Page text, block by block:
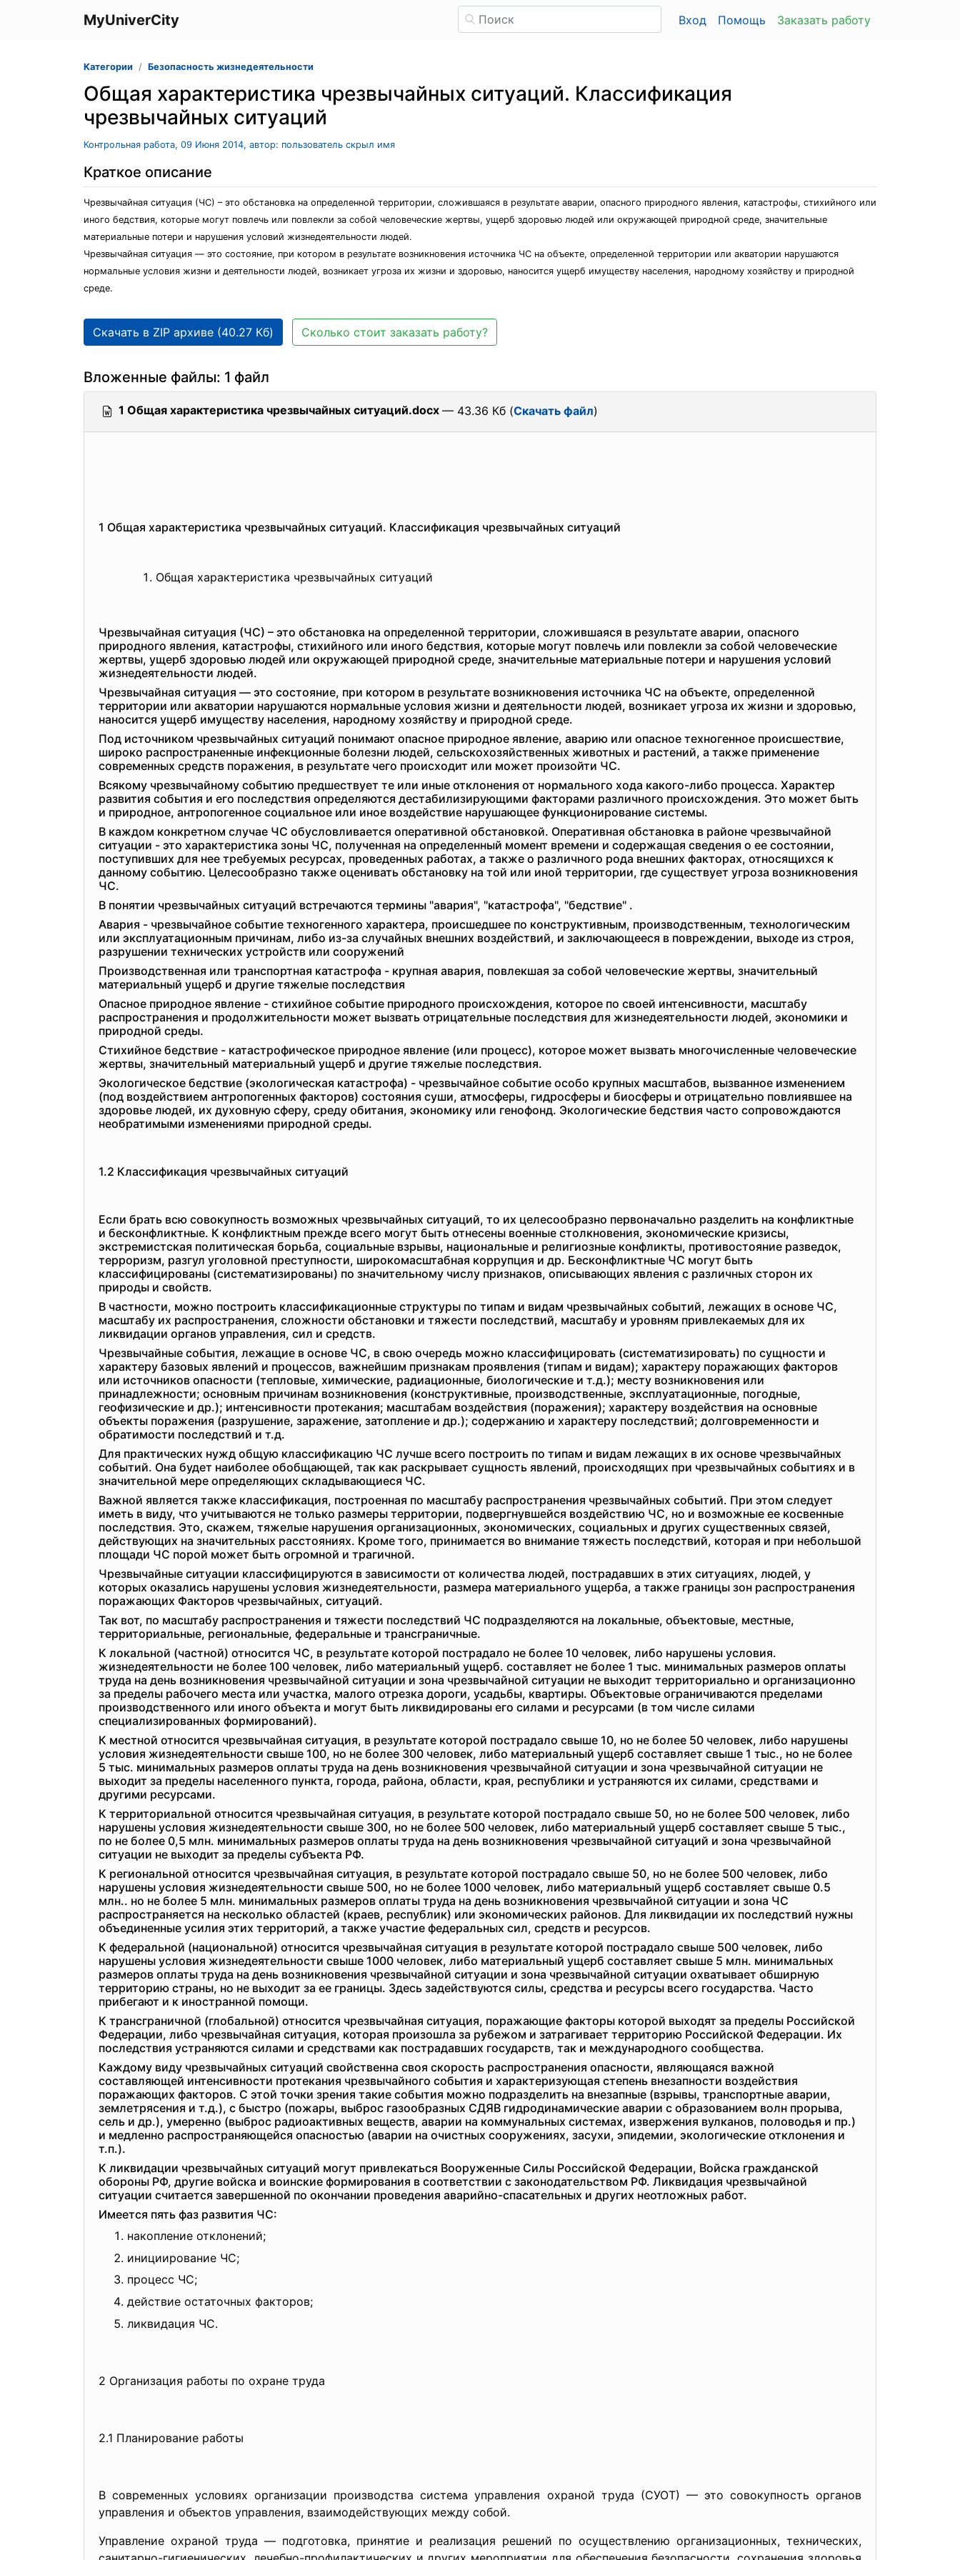
MyUniverCity Вход Помощь Заказать работу
Категории Безопасность жизнедеятельности
Общая характеристика чрезвычайных ситуаций. Классификация
чрезвычайных ситуаций
Контрольная работа, 09 Июня 2014, автор: пользователь скрыл имя
Краткое описание
Чрезвычайная ситуация (ЧС) – это обстановка на определенной территории, сложившаяся в результате аварии, опасного природного явления, катастрофы, стихийного или
иного бедствия, которые могут повлечь или повлекли за собой человеческие жертвы, ущерб здоровью людей или окружающей природной среде, значительные
материальные потери и нарушения условий жизнедеятельности людей.
Чрезвычайная ситуация — это состояние, при котором в результате возникновения источника ЧС на объекте, определенной территории или акватории нарушаются
нормальные условия жизни и деятельности людей, возникает угроза их жизни и здоровью, наносится ущерб имуществу населения, народному хозяйству и природной
среде.
Скачать в ZIP архиве (40.27 Кб) Сколько стоит заказать работу?
Вложенные файлы: 1 файл
1 Общая характеристика чрезвычайных ситуаций.docx — 43.36 Кб (Скачать файл)
1 Общая характеристика чрезвычайных ситуаций. Классификация чрезвычайных ситуаций
Общая характеристика чрезвычайных ситуаций
Чрезвычайная ситуация (ЧС) – это обстановка на определенной территории, сложившаяся в результате аварии, опасного
природного явления, катастрофы, стихийного или иного бедствия, которые могут повлечь или повлекли за собой человеческие
жертвы, ущерб здоровью людей или окружающей природной среде, значительные материальные потери и нарушения условий
жизнедеятельности людей.
Чрезвычайная ситуация — это состояние, при котором в результате возникновения источника ЧС на объекте, определенной
территории или акватории нарушаются нормальные условия жизни и деятельности людей, возникает угроза их жизни и здоровью,
наносится ущерб имуществу населения, народному хозяйству и природной среде.
Под источником чрезвычайных ситуаций понимают опасное природное явление, аварию или опасное техногенное происшествие,
широко распространенные инфекционные болезни людей, сельскохозяйственных животных и растений, а также применение
современных средств поражения, в результате чего происходит или может произойти ЧС.
Всякому чрезвычайному событию предшествует те или иные отклонения от нормального хода какого-либо процесса. Характер
развития события и его последствия определяются дестабилизирующими факторами различного происхождения. Это может быть
и природное, антропогенное социальное или иное воздействие нарушающее функционирование системы.
В каждом конкретном случае ЧС обусловливается оперативной обстановкой. Оперативная обстановка в районе чрезвычайной
ситуации - это характеристика зоны ЧС, полученная на определенный момент времени и содержащая сведения о ее состоянии,
поступивших для нее требуемых ресурсах, проведенных работах, а также о различного рода внешних факторах, относящихся к
данному событию. Целесообразно также оценивать обстановку на той или иной территории, где существует угроза возникновения
ЧС.
В понятии чрезвычайных ситуаций встречаются термины "авария", "катастрофа", "бедствие" .
Авария - чрезвычайное событие техногенного характера, происшедшее по конструктивным, производственным, технологическим
или эксплуатационным причинам, либо из-за случайных внешних воздействий, и заключающееся в повреждении, выходе из строя,
разрушении технических устройств или сооружений
Производственная или транспортная катастрофа - крупная авария, повлекшая за собой человеческие жертвы, значительный
материальный ущерб и другие тяжелые последствия
Опасное природное явление - стихийное событие природного происхождения, которое по своей интенсивности, масштабу
распространения и продолжительности может вызвать отрицательные последствия для жизнедеятельности людей, экономики и
природной среды.
Стихийное бедствие - катастрофическое природное явление (или процесс), которое может вызвать многочисленные человеческие
жертвы, значительный материальный ущерб и другие тяжелые последствия.
Экологическое бедствие (экологическая катастрофа) - чрезвычайное событие особо крупных масштабов, вызванное изменением
(под воздействием антропогенных факторов) состояния суши, атмосферы, гидросферы и биосферы и отрицательно повлиявшее на
здоровье людей, их духовную сферу, среду обитания, экономику или генофонд. Экологические бедствия часто сопровождаются
необратимыми изменениями природной среды.
1.2 Классификация чрезвычайных ситуаций
Если брать всю совокупность возможных чрезвычайных ситуаций, то их целесообразно первоначально разделить на конфликтные
и бесконфликтные. К конфликтным прежде всего могут быть отнесены военные столкновения, экономические кризисы,
экстремистская политическая борьба, социальные взрывы, национальные и религиозные конфликты, противостояние разведок,
терроризм, разгул уголовной преступности, широкомасштабная коррупция и др. Бесконфликтные ЧС могут быть
классифицированы (систематизированы) по значительному числу признаков, описывающих явления с различных сторон их
природы и свойств.
В частности, можно построить классификационные структуры по типам и видам чрезвычайных событий, лежащих в основе ЧС,
масштабу их распространения, сложности обстановки и тяжести последствий, масштабу и уровням привлекаемых для их
ликвидации органов управления, сил и средств.
Чрезвычайные события, лежащие в основе ЧС, в свою очередь можно классифицировать (систематизировать) по сущности и
характеру базовых явлений и процессов, важнейшим признакам проявления (типам и видам); характеру поражающих факторов
или источников опасности (тепловые, химические, радиационные, биологические и т.д.); месту возникновения или
принадлежности; основным причинам возникновения (конструктивные, производственные, эксплуатационные, погодные,
геофизические и др.); интенсивности протекания; масштабам воздействия (поражения); характеру воздействия на основные
объекты поражения (разрушение, заражение, затопление и др.); содержанию и характеру последствий; долговременности и
обратимости последствий и т.д.
Для практических нужд общую классификацию ЧС лучше всего построить по типам и видам лежащих в их основе чрезвычайных
событий. Она будет наиболее обобщающей, так как раскрывает сущность явлений, происходящих при чрезвычайных событиях и в
значительной мере определяющих складывающиеся ЧС.
Важной является также классификация, построенная по масштабу распространения чрезвычайных событий. При этом следует
иметь в виду, что учитываются не только размеры территории, подвергнувшейся воздействию ЧС, но и возможные ее косвенные
последствия. Это, скажем, тяжелые нарушения организационных, экономических, социальных и других существенных связей,
действующих на значительных расстояниях. Кроме того, принимается во внимание тяжесть последствий, которая и при небольшой
площади ЧС порой может быть огромной и трагичной.
Чрезвычайные ситуации классифицируются в зависимости от количества людей, пострадавших в этих ситуациях, людей, у
которых оказались нарушены условия жизнедеятельности, размера материального ущерба, а также границы зон распространения
поражающих Факторов чрезвычайных, ситуаций.
Так вот, по масштабу распространения и тяжести последствий ЧС подразделяются на локальные, объектовые, местные,
территориальные, региональные, федеральные и трансграничные.
К локальной (частной) относится ЧС, в результате которой пострадало не более 10 человек, либо нарушены условия.
жизнедеятельности не более 100 человек, либо материальный ущерб. составляет не более 1 тыс. минимальных размеров оплаты
труда на день возникновения чрезвычайной ситуации и зона чрезвычайной ситуации не выходит территориально и организационно
за пределы рабочего места или участка, малого отрезка дороги, усадьбы, квартиры. Объектовые ограничиваются пределами
производственного или иного объекта и могут быть ликвидированы его силами и ресурсами (в том числе силами
специализированных формирований).
К местной относится чрезвычайная ситуация, в результате которой пострадало свыше 10, но не более 50 человек, либо нарушены
условия жизнедеятельности свыше 100, но не более 300 человек, либо материальный ущерб составляет свыше 1 тыс., но не более
5 тыс. минимальных размеров оплаты труда на день возникновения чрезвычайной ситуации и зона чрезвычайной ситуации не
выходит за пределы населенного пункта, города, района, области, края, республики и устраняются их силами, средствами и
другими ресурсами.
К территориальной относится чрезвычайная ситуация, в результате которой пострадало свыше 50, но не более 500 человек, либо
нарушены условия жизнедеятельности свыше 300, но не более 500 человек, либо материальный ущерб составляет свыше 5 тыс.,
по не более 0,5 млн. минимальных размеров оплаты труда на день возникновения чрезвычайной ситуаций и зона чрезвычайной
ситуации не выходит за пределы субъекта РФ.
К региональной относится чрезвычайная ситуация, в результате которой пострадало свыше 50, но не более 500 человек, либо
нарушены условия жизнедеятельности свыше 500, но не более 1000 человек, либо материальный ущерб составляет свыше 0.5
млн.. но не более 5 млн. минимальных размеров оплаты труда на день возникновения чрезвычайной ситуации и зона ЧС
распространяется на несколько областей (краев, республик) или экономических районов. Для ликвидации их последствий нужны
объединенные усилия этих территорий, а также участие федеральных сил, средств и ресурсов.
К федеральной (национальной) относится чрезвычайная ситуация в результате которой пострадало свыше 500 человек, либо
нарушены условия жизнедеятельности свыше 1000 человек, либо материальный ущерб составляет свыше 5 млн. минимальных
размеров оплаты труда на день возникновения чрезвычайной ситуации и зона чрезвычайной ситуации охватывает обширную
территорию страны, но не выходит за ее границы. Здесь задействуются силы, средства и ресурсы всего государства. Часто
прибегают и к иностранной помощи.
К трансграничной (глобальной) относится чрезвычайная ситуация, поражающие факторы которой выходят за пределы Российской
Федерации, либо чрезвычайная ситуация, которая произошла за рубежом и затрагивает территорию Российской Федерации. Их
последствия устраняются силами и средствами как пострадавших государств, так и международного сообщества.
Каждому виду чрезвычайных ситуаций свойственна своя скорость распространения опасности, являющаяся важной
составляющей интенсивности протекания чрезвычайного события и характеризующая степень внезапности воздействия
поражающих факторов. С этой точки зрения такие события можно подразделить на внезапные (взрывы, транспортные аварии,
землетрясения и т.д.), с быстро (пожары, выброс газообразных СДЯВ гидродинамические аварии с образованием волн прорыва,
сель и др.), умеренно (выброс радиоактивных веществ, аварии на коммунальных системах, извержения вулканов, половодья и пр.)
и медленно распространяющейся опасностью (аварии на очистных сооружениях, засухи, эпидемии, экологические отклонения и
т.п.).
К ликвидации чрезвычайных ситуаций могут привлекаться Вооруженные Силы Российской Федерации, Войска гражданской
обороны РФ, другие войска и воинские формирования в соответствии с законодательством РФ. Ликвидация чрезвычайной
ситуации считается завершенной по окончании проведения аварийно-спасательных и других неотложных работ.
Имеется пять фаз развития ЧС:
накопление отклонений;
инициирование ЧС;
процесс ЧС;
действие остаточных факторов;
ликвидация ЧС.
2 Организация работы по охране труда
2.1 Планирование работы
В современных условиях организации производства система управления охраной труда (СУОТ) — это совокупность органов
управления и объектов управления, взаимодействующих между собой.
Управление охраной труда — подготовка, принятие и реализация решений по осуществлению организационных, технических,